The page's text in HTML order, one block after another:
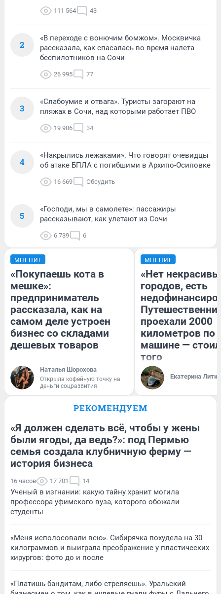
111 564 43
2
«В переходе с вонючим бомжом». Москвичка
рассказала, как спасалась во время налета
беспилотников на Сочи
26 995 77
3
«Слабоумие и отвага». Туристы загорают на
пляжах в Сочи, над которыми работает ПВО
19 906 34
4
«Накрылись лежаками». Что говорят очевидцы
об атаке БПЛА с погибшими в Архипо-Осиповке
16 669 Обсудить
5
«Господи, мы в самолете»: пассажиры
рассказывают, как улетают из Сочи
6 739 6
МНЕНИЕ
«Покупаешь кота в
мешке»:
предприниматель
рассказала, как на
самом деле устроен
бизнес со складами
дешевых товаров
Наталья Шорохова
Открыла кофейную точку на
деньги соцразвития
МНЕНИЕ
«Нет
городов, есть
проехали 2000
километров по
машине —
того
Екатерина
РЕКОМЕНДУЕМ
«Я должен сделать всё, чтобы у жены
были ягоды, да ведь?»: под Пермью
семья создала клубничную ферму —
история бизнеса
16 часов 17 701 14
Ученый в изгнании: какую тайну хранит могила
профессора уфимского вуза, которого обожали
студенты
«Меня исполосовали всю». Сибирячка похудела на 30
килограммов и выиграла преображение у пластических
хирургов: фото до и после
«Платишь бандитам, либо стреляешь». Уральский